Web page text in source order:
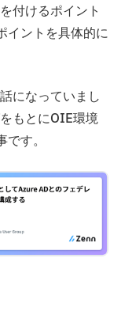
付けるポイント
イントを具体的に
になっていまし
もとにOIE環境
す。